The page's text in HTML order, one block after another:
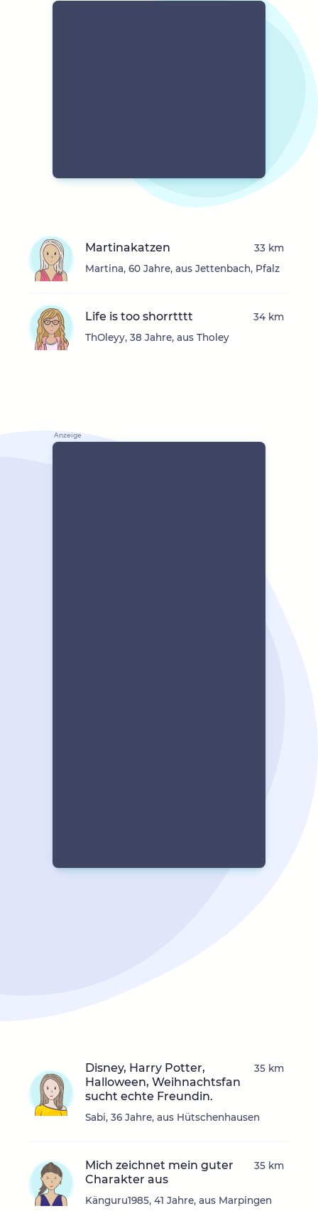
Martinakatzen
Martina, 60 Jahre, aus Jettenbach, Pfalz
33 km
Life is too shorrtttt
ThOleyy, 38 Jahre, aus Tholey
34 km
Disney, Harry Potter,
Halloween, Weihnachtsfan
sucht echte Freundin.
Sabi, 36 Jahre, aus Hütschenhausen
35 km
Mich zeichnet mein guter
Charakter aus
Känguru1985, 41 Jahre, aus Marpingen
35 km